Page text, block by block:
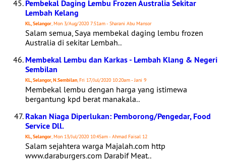
Pembekal Daging Lembu Frozen Australia Sekitar
Lembah Kelang
KL, Selangor, Mon 3/Aug/2020 7:51am - Sharani Abu Mansor
Salam semua, Saya membekal daging lembu frozen
Australia di sekitar Lembah..
Membekal Lembu dan Karkas - Lembah Klang & Negeri
Sembilan
KL, Selangor, N.Sembilan, Fri 17/Jul/2020 10:20am - Jani 9
Membekal lembu dengan harga yang istimewa
bergantung kpd berat manakala..
Rakan Niaga Diperlukan: Pemborong/Pengedar, Food
Service Dll.
KL, Selangor, Mon 13/Jul/2020 10:45am - Ahmad Faisal 12
Salam sejahtera warga Majalah.com http
www.daraburgers.com Darabif Meat..